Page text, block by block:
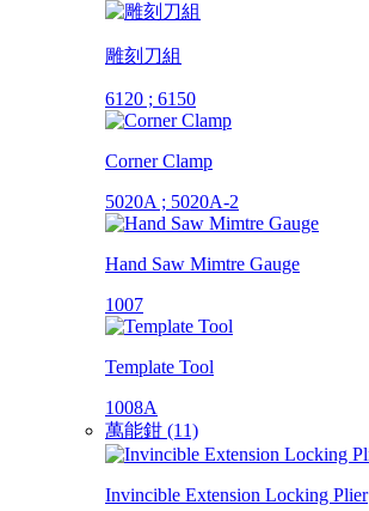
雕刻刀組
6120 ; 6150
Corner Clamp
5020A ; 5020A-2
Hand Saw Mimtre Gauge
1007
Template Tool
1008A
萬能鉗 (11)
Invincible Extension Locking Plier